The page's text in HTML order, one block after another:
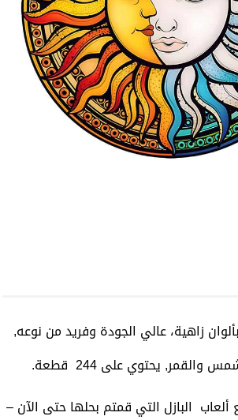
زاهية، عالي الجودة وفريد من نوعه,
يحتوي على 244 قطعة.
البازل التي قمتم بحلها حتى الآن –